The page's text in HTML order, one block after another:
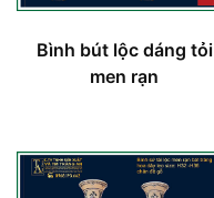
Bình bút lộc dáng tỏi
men rạn